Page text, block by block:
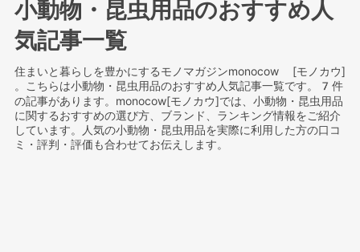
小動物・昆虫用品のおすすめ人
気記事一覧
住まいと暮らしを豊かにするモノマガジンmonocow [モノカウ]
。こちらは小動物・昆虫用品のおすすめ人気記事一覧です。7件
の記事があります。monocow[モノカウ]では、小動物・昆虫用品
に関するおすすめの選び方、ブランド、ランキング情報をご紹介
しています。人気の小動物・昆虫用品を実際に利用した方の口コ
ミ・評判・評価も合わせてお伝えします。